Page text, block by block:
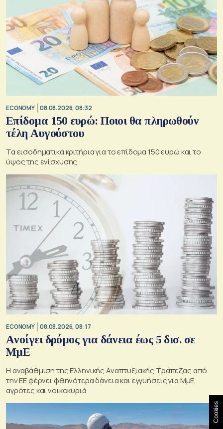
ECONOMY 08.08.2026, 08:32
Επίδομα 150 ευρώ: Ποιοι θα πληρωθούν
τέλη Αυγούστου
Τα εισοδηματικά κριτήρια για το επίδομα 150 ευρώ και το
ύψος της ενίσχυσης
ECONOMY 08.08.2026, 08:17
Aνοίγει δρόμος για δάνεια έως 5 δισ. σε
ΜμΕ
Η αναβάθμιση της Ελληνικής Αναπτυξιακής Τράπεζας από
την ΕΕ φέρνει φθηνότερα δάνεια και εγγυήσεις για ΜμΕ,
αγρότες και νοικοκυριά
Cookies